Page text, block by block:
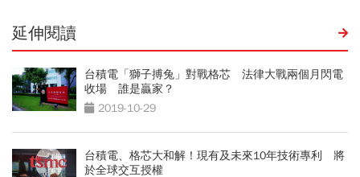
延伸閱讀
台積電「獅子搏兔」對戰格芯 法律大戰兩個月閃電
收場 誰是贏家？
2019-10-29
台積電、格芯大和解！現有及未來10年技術專利 將
於全球交互授權